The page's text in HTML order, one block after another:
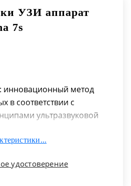
УЗИ аппарат
7s
инновационный метод
в соответствии с
ультразвуковой
улучшенных
быстрее обычного
передачи и получения
удостоверение